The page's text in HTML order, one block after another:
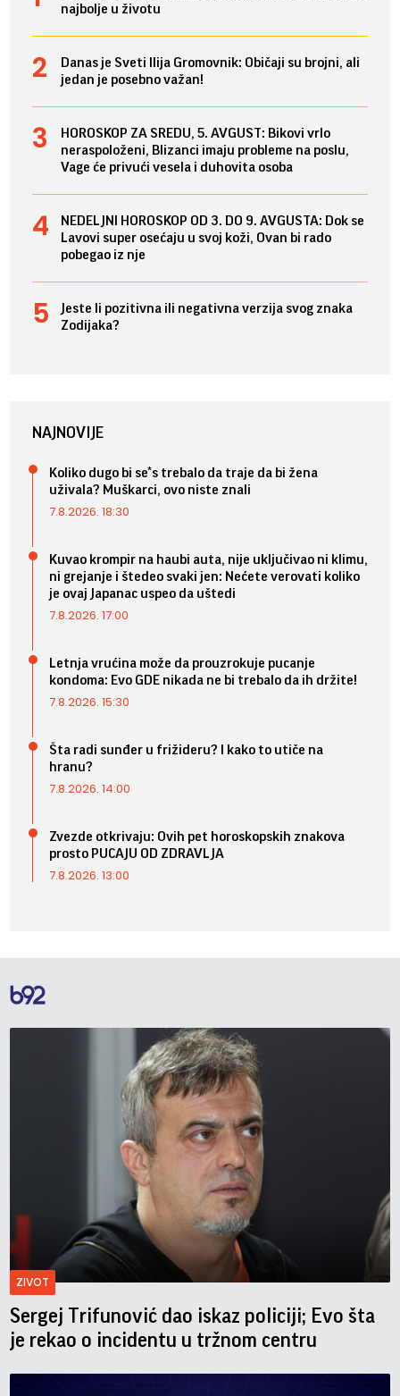
najbolje u životu
Danas je Sveti Ilija Gromovnik: Običaji su brojni, ali
jedan je posebno važan!
HOROSKOP ZA SREDU, 5. AVGUST: Bikovi vrlo
neraspoloženi, Blizanci imaju probleme na poslu,
Vage će privući vesela i duhovita osoba
NEDELJNI HOROSKOP OD 3. DO 9. AVGUSTA: Dok se
Lavovi super osećaju u svoj koži, Ovan bi rado
pobegao iz nje
Jeste li pozitivna ili negativna verzija svog znaka
Zodijaka?
NAJNOVIJE
Koliko dugo bi se*s trebalo da traje da bi žena
uživala? Muškarci, ovo niste znali
7.8.2026. 18:30
Kuvao krompir na haubi auta, nije uključivao ni klimu,
ni grejanje i štedeo svaki jen: Nećete verovati koliko
je ovaj Japanac uspeo da uštedi
7.8.2026. 17:00
Letnja vrućina može da prouzrokuje pucanje
kondoma: Evo GDE nikada ne bi trebalo da ih držite!
7.8.2026. 15:30
Šta radi sunđer u frižideru? I kako to utiče na
hranu?
7.8.2026. 14:00
Zvezde otkrivaju: Ovih pet horoskopskih znakova
prosto PUCAJU OD ZDRAVLJA
7.8.2026. 13:00
ZIVOT
Sergej Trifunović dao iskaz policiji; Evo šta
je rekao o incidentu u tržnom centru